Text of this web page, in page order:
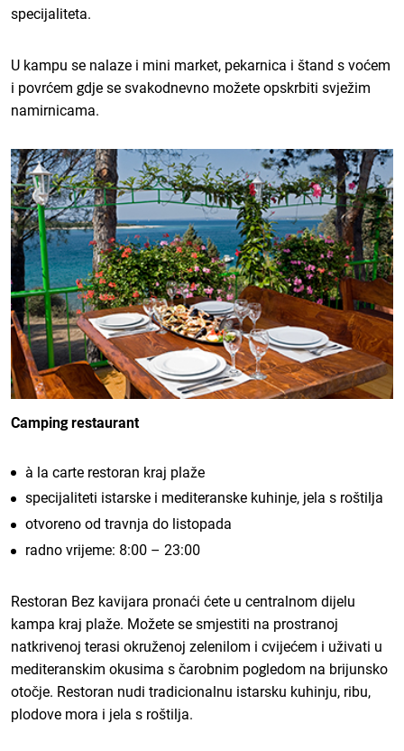
specijaliteta.
U kampu se nalaze i mini market, pekarnica i štand s voćem
i povrćem gdje se svakodnevno možete opskrbiti svježim
namirnicama.
Camping restaurant
à la carte restoran kraj plaže
specijaliteti istarske i mediteranske kuhinje, jela s roštilja
otvoreno od travnja do listopada
radno vrijeme: 8:00 – 23:00
Restoran Bez kavijara pronaći ćete u centralnom dijelu
kampa kraj plaže. Možete se smjestiti na prostranoj
natkrivenoj terasi okruženoj zelenilom i cvijećem i uživati u
mediteranskim okusima s čarobnim pogledom na brijunsko
otočje. Restoran nudi tradicionalnu istarsku kuhinju, ribu,
plodove mora i jela s roštilja.